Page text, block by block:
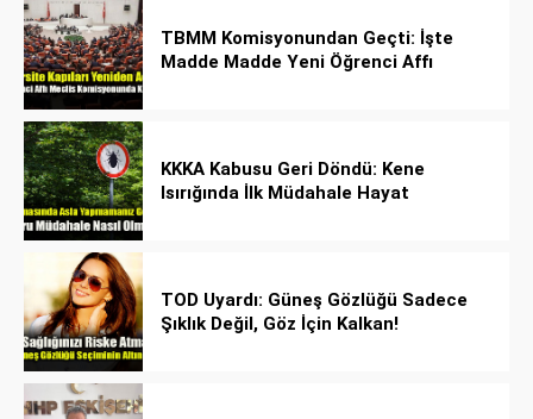
TBMM Komisyonundan Geçti: İşte
Madde Madde Yeni Öğrenci Affı
KKKA Kabusu Geri Döndü: Kene
Isırığında İlk Müdahale Hayat
TOD Uyardı: Güneş Gözlüğü Sadece
Şıklık Değil, Göz İçin Kalkan!